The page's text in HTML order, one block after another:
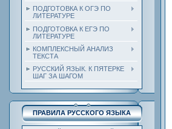
ПОДГОТОВКА К ОГЭ ПО
ЛИТЕРАТУРЕ
ПОДГОТОВКА К ЕГЭ ПО
ЛИТЕРАТУРЕ
КОМПЛЕКСНЫЙ АНАЛИЗ
ТЕКСТА
РУССКИЙ ЯЗЫК. К ПЯТЕРКЕ
ШАГ ЗА ШАГОМ
ПРАВИЛА РУССКОГО ЯЗЫКА